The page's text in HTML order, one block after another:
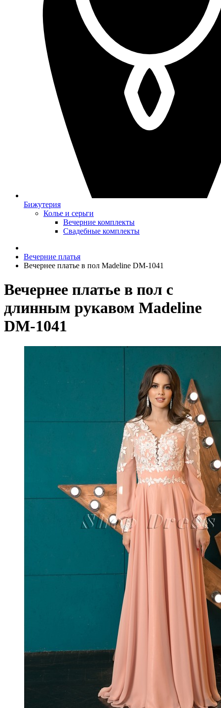
Бижутерия
Колье и серьги
Вечерние комплекты
Свадебные комплекты
Вечерние платья
Вечернее платье в пол Madeline DM-1041
Вечернее платье в пол с
длинным рукавом Madeline
DM-1041